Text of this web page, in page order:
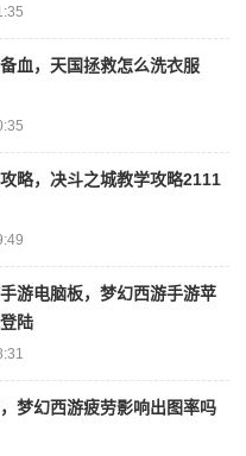
血，天国拯救怎么洗衣服
略，决斗之城教学攻略2111
游电脑板，梦幻西游手游苹
陆
梦幻西游疲劳影响出图率吗